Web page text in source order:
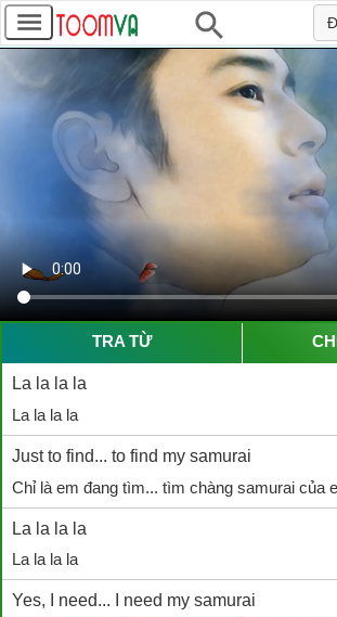
TRA TỪ
La la la la
La la la la
Just to find... to find my samurai
Chỉ là em đang tìm... tìm chàng samurai của
La la la la
La la la la
Yes, I need... I need my samurai